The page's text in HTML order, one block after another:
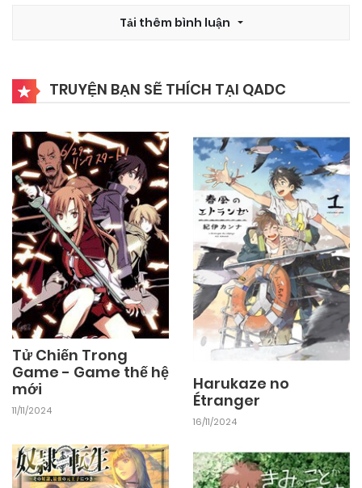
Tải thêm bình luận
TRUYỆN BẠN SẼ THÍCH TẠI QADC
Tử Chiến Trong
Game - Game thế hệ
mới
11/11/2024
Harukaze no
Étranger
16/11/2024